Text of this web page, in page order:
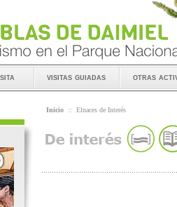
visitas guiadas otras
Inicio :: Elnaces de Interés